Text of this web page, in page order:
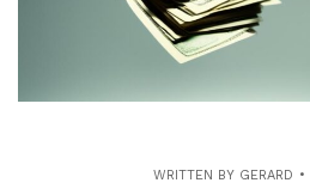
WRITTEN BY GERARD